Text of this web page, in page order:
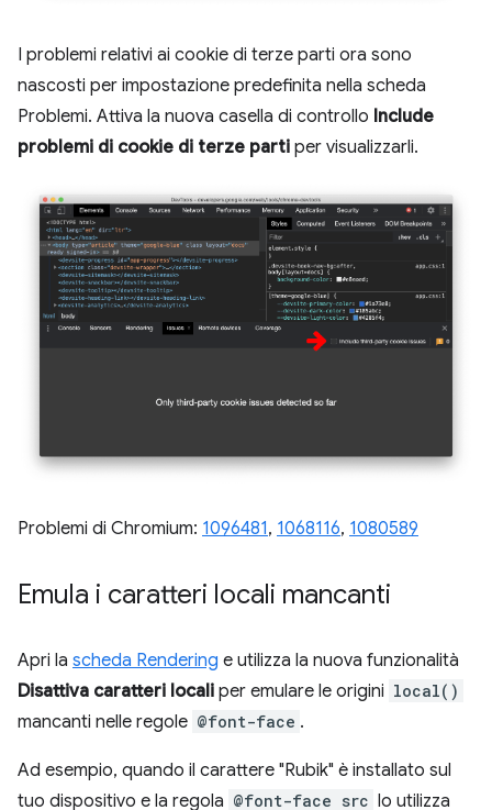
I problemi relativi ai cookie di terze parti ora sono
nascosti per impostazione predefinita nella scheda
Problemi. Attiva la nuova casella di controllo Include
problemi di cookie di terze parti per visualizzarli.
Problemi di Chromium: 1096481, 1068116, 1080589
Emula i caratteri locali mancanti
Apri la scheda Rendering e utilizza la nuova funzionalità
Disattiva caratteri locali per emulare le origini local()
mancanti nelle regole @font-face .
Ad esempio, quando il carattere "Rubik" è installato sul
tuo dispositivo e la regola @font-face src lo utilizza